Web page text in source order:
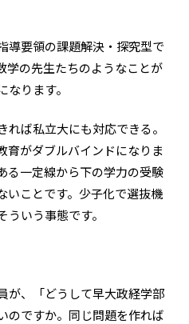
導要領の課題解決・探究型で
学の先生たちのようなことが
ります。
ば私立大にも対応できる。
育がダブルバインドになりま
る一定線から下の学力の受験
いことです。少子化で選抜機
いう事態です。
が、「どうして早大政経学部
のですか。同じ問題を作れば